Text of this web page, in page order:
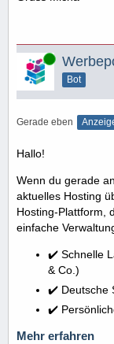
Online
Bot
Gerade eben
Hallo!
Wenn du gerade
aktuelles Hosting
Hosting-Plattform,
einfache
✔️ Schnelle
& Co.)
✔️ Deutsche
✔️
Mehr erfahren